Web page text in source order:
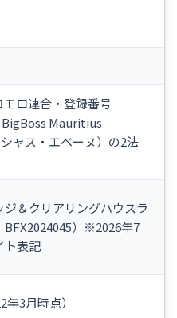
ロ連合・登録番号
Mauritius
ャス・エベーヌ）の2法
＆クリアリングハウスラ
BFX2024045）※2026年7
ト表記
3月時点）